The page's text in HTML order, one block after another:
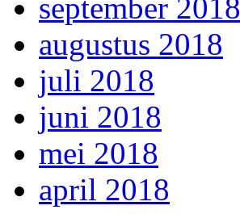
september 2018
augustus 2018
juli 2018
juni 2018
mei 2018
april 2018